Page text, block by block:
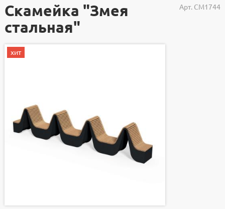
Арт. СМ1744
Скамейка "Змея
стальная"
хит